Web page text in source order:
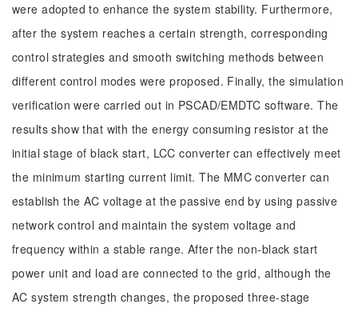
were adopted to enhance the system stability. Furthermore,
after the system reaches a certain strength, corresponding
control strategies and smooth switching methods between
different control modes were proposed. Finally, the simulation
verification were carried out in PSCAD/EMDTC software. The
results show that with the energy consuming resistor at the
initial stage of black start, LCC converter can effectively meet
the minimum starting current limit. The MMC converter can
establish the AC voltage at the passive end by using passive
network control and maintain the system voltage and
frequency within a stable range. After the non-black start
power unit and load are connected to the grid, although the
AC system strength changes, the proposed three-stage